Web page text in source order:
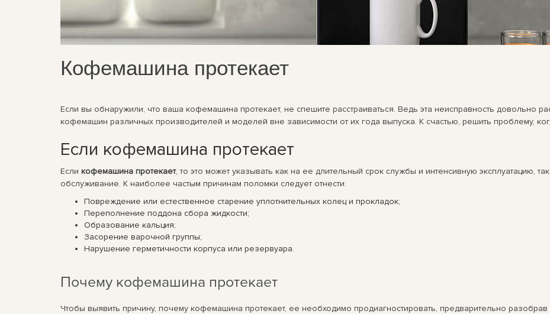
Кофемашина протекает
Если вы обнаружили, что ваша кофемашина протекает, не спешите расстраиваться. Ведь эта неисправность довольно
кофемашин различных производителей и моделей вне зависимости от их года выпуска. К счастью, решить проблему,
Если кофемашина протекает
Если кофемашина протекает, то это может указывать как на ее длительный срок службы и интенсивную эксплуатацию,
обслуживание. К наиболее частым причинам поломки следует отнести:
Повреждение или естественное старение уплотнительных колец и прокладок;
Переполнение поддона сбора жидкости;
Образование кальция;
Засорение варочной группы;
Нарушение герметичности корпуса или резервуара.
Почему кофемашина протекает
Чтобы выявить причину, почему кофемашина протекает, ее необходимо продиагностировать, предварительно